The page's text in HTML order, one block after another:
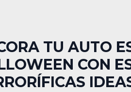
TU AUTO
CON